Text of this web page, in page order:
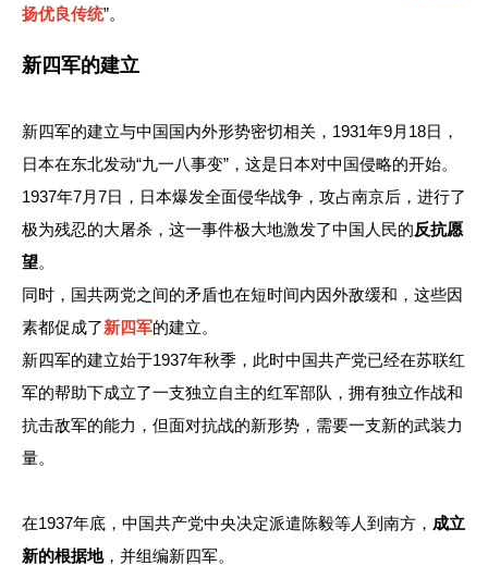
扬优良传统”。
新四军的建立
新四军的建立与中国国内外形势密切相关，1931年9月18日，
日本在东北发动“九一八事变”，这是日本对中国侵略的开始。
1937年7月7日，日本爆发全面侵华战争，攻占南京后，进行了
极为残忍的大屠杀，这一事件极大地激发了中国人民的反抗愿
望。
同时，国共两党之间的矛盾也在短时间内因外敌缓和，这些因
素都促成了新四军的建立。
新四军的建立始于1937年秋季，此时中国共产党已经在苏联红
军的帮助下成立了一支独立自主的红军部队，拥有独立作战和
抗击敌军的能力，但面对抗战的新形势，需要一支新的武装力
量。
在1937年底，中国共产党中央决定派遣陈毅等人到南方， 成立
新的根据地，并组编新四军。